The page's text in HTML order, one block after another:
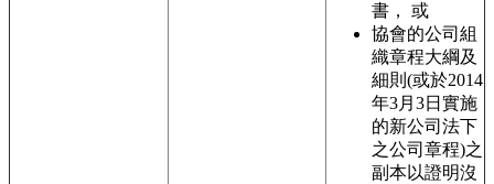
書， 或
協會的公司組
織章程大綱及
細則(或於2014
年3月3日實施
的新公司法下
之公司章程)之
副本以證明沒